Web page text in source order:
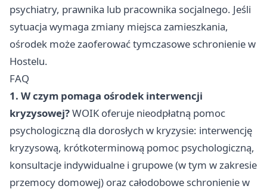
psychiatry, prawnika lub pracownika socjalnego. Jeśli
sytuacja wymaga zmiany miejsca zamieszkania,
ośrodek może zaoferować tymczasowe schronienie w
Hostelu.
FAQ
1. W czym pomaga ośrodek interwencji
kryzysowej?WOIK oferuje nieodpłatną pomoc
psychologiczną dla dorosłych w kryzysie: interwencję
kryzysową, krótkoterminową pomoc psychologiczną,
konsultacje indywidualne i grupowe (w tym w zakresie
przemocy domowej) oraz całodobowe schronienie w